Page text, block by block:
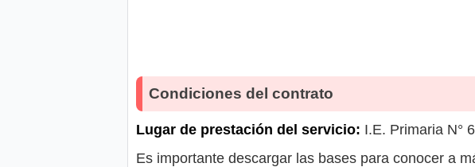
Condiciones del contrato
Lugar de prestación del servicio: I.E. Primaria N°
Es importante descargar las bases para conocer a